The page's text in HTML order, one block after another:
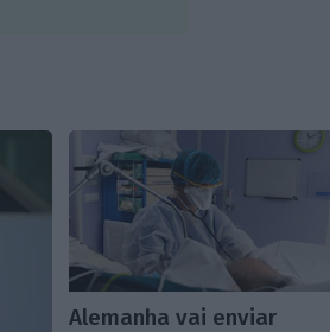
Alemanha vai enviar